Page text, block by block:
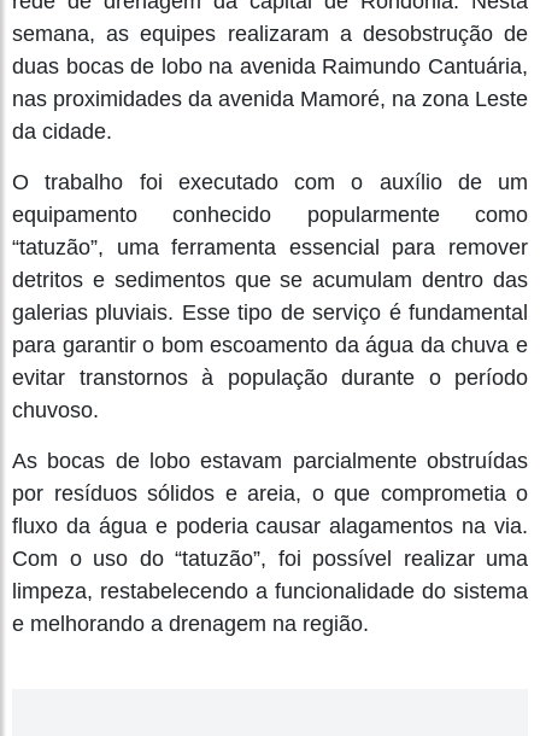
semana, as equipes realizaram a desobstrução de
duas bocas de lobo na avenida Raimundo Cantuária,
nas proximidades da avenida Mamoré, na zona Leste
da cidade.
O trabalho foi executado com o auxílio de um
equipamento conhecido popularmente como
“tatuzão”, uma ferramenta essencial para remover
detritos e sedimentos que se acumulam dentro das
galerias pluviais. Esse tipo de serviço é fundamental
para garantir o bom escoamento da água da chuva e
evitar transtornos à população durante o período
chuvoso.
As bocas de lobo estavam parcialmente obstruídas
por resíduos sólidos e areia, o que comprometia o
fluxo da água e poderia causar alagamentos na via.
Com o uso do “tatuzão”, foi possível realizar uma
limpeza, restabelecendo a funcionalidade do sistema
e melhorando a drenagem na região.